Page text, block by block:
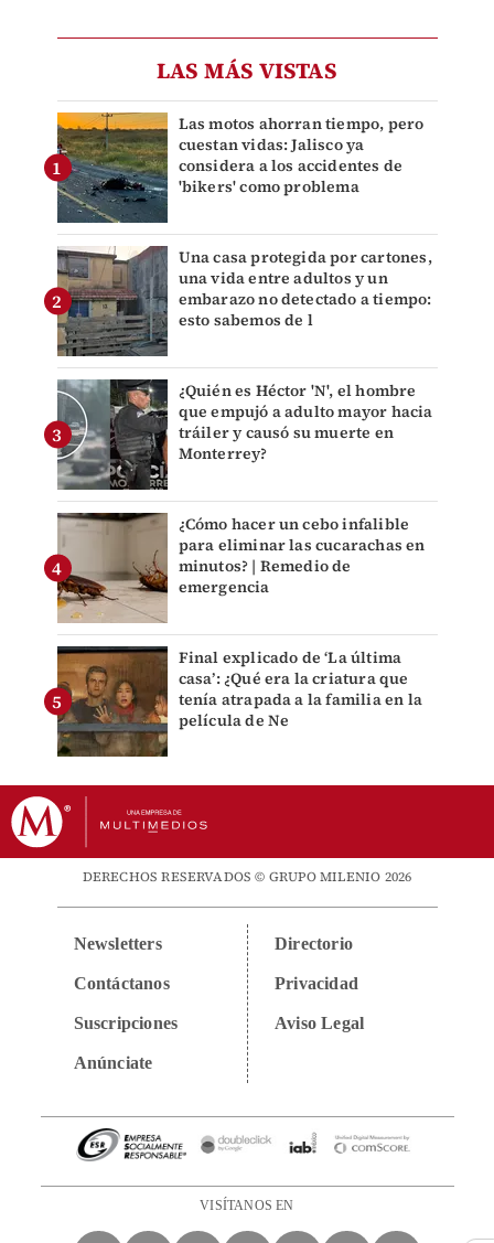
LAS MÁS VISTAS
Las motos ahorran tiempo, pero
cuestan vidas: Jalisco ya
considera a los accidentes de
'bikers' como problema
Una casa protegida por cartones,
una vida entre adultos y un
embarazo no detectado a tiempo:
esto sabemos de l
¿Quién es Héctor 'N', el hombre
que empujó a adulto mayor hacia
tráiler y causó su muerte en
Monterrey?
¿Cómo hacer un cebo infalible
para eliminar las cucarachas en
minutos? | Remedio de
emergencia
Final explicado de ‘La última
casa’: ¿Qué era la criatura que
tenía atrapada a la familia en la
película de Ne
DERECHOS RESERVADOS © GRUPO MILENIO 2026
Newsletters
Contáctanos
Suscripciones
Anúnciate
Directorio
Privacidad
Aviso Legal
VISÍTANOS EN